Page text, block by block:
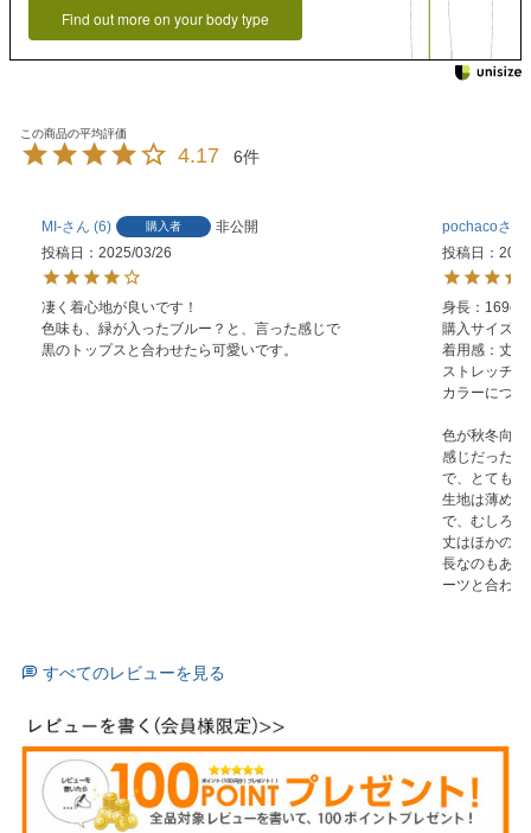
Find out more on your body type
4.17 6
MI- 6 購入者
非公開
投稿日
2025/03/26
凄く着心地が良いです！
色味も、緑が入ったブルー？と、言った感じで
黒のトップスと合わせたら可愛いです。
pochaco
投稿日
身長：169cm
購入サイズ：
着用感：丈
ストレッチ
カラーにつ
色が秋冬向
感じだった
で、とても
生地は薄め
で、むしろ
丈はほかの
長なのもあ
ーツと合わ
すべてのレビューを見る